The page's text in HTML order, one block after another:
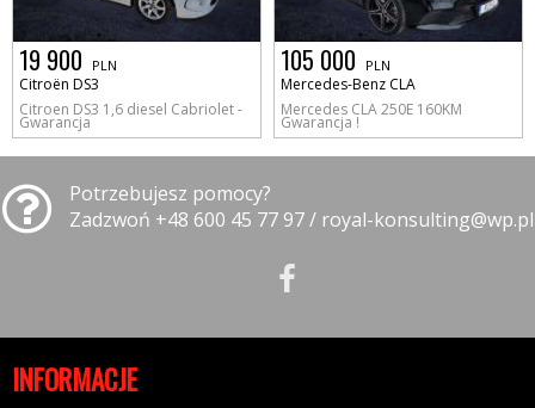
19 900 PLN
Citroën DS3
Citroen DS3 1,6 diesel Cabriolet -
Gwarancja
105 000 PLN
Mercedes-Benz CLA
Mercedes CLA 250E 160KM
Gwarancja !
Potrzebujesz pomocy?
Zadzwoń +48 600 45 77 97 / royal-konsulting@wp.pl
INFORMACJE